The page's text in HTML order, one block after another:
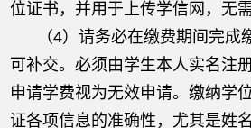
位证书，并用于上传学信网，无
（4）请务必在缴费期间完成
可补交。必须由学生本人实名注
申请学费视为无效申请。缴纳学
证各项信息的准确性，尤其是姓